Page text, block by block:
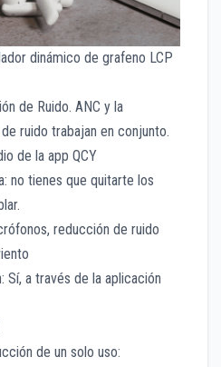
dinámico de grafeno LCP
de Ruido. ANC y la
ruido trabajan en conjunto.
de la app QCY
no tienes que quitarte los
reducción de ruido
Sí, a través de la aplicación
de un solo uso: